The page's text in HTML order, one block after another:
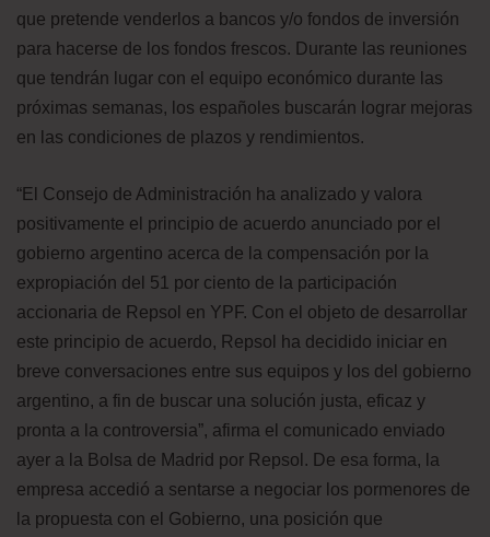
que pretende venderlos a bancos y/o fondos de inversión
para hacerse de los fondos frescos. Durante las reuniones
que tendrán lugar con el equipo económico durante las
próximas semanas, los españoles buscarán lograr mejoras
en las condiciones de plazos y rendimientos.
“El Consejo de Administración ha analizado y valora
positivamente el principio de acuerdo anunciado por el
gobierno argentino acerca de la compensación por la
expropiación del 51 por ciento de la participación
accionaria de Repsol en YPF. Con el objeto de desarrollar
este principio de acuerdo, Repsol ha decidido iniciar en
breve conversaciones entre sus equipos y los del gobierno
argentino, a fin de buscar una solución justa, eficaz y
pronta a la controversia”, afirma el comunicado enviado
ayer a la Bolsa de Madrid por Repsol. De esa forma, la
empresa accedió a sentarse a negociar los pormenores de
la propuesta con el Gobierno, una posición que